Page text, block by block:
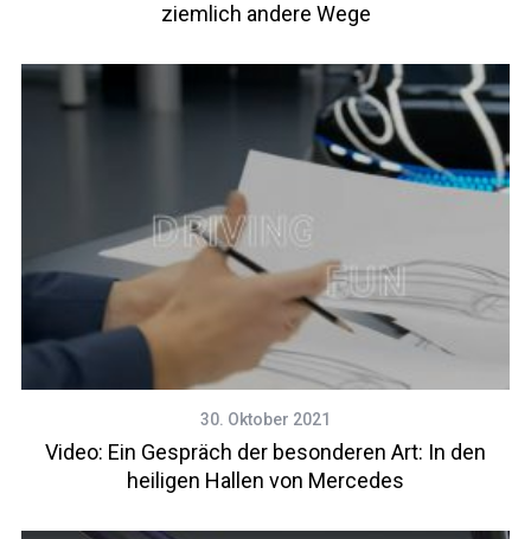
ziemlich andere Wege
30. Oktober 2021
Video: Ein Gespräch der besonderen Art: In den
heiligen Hallen von Mercedes